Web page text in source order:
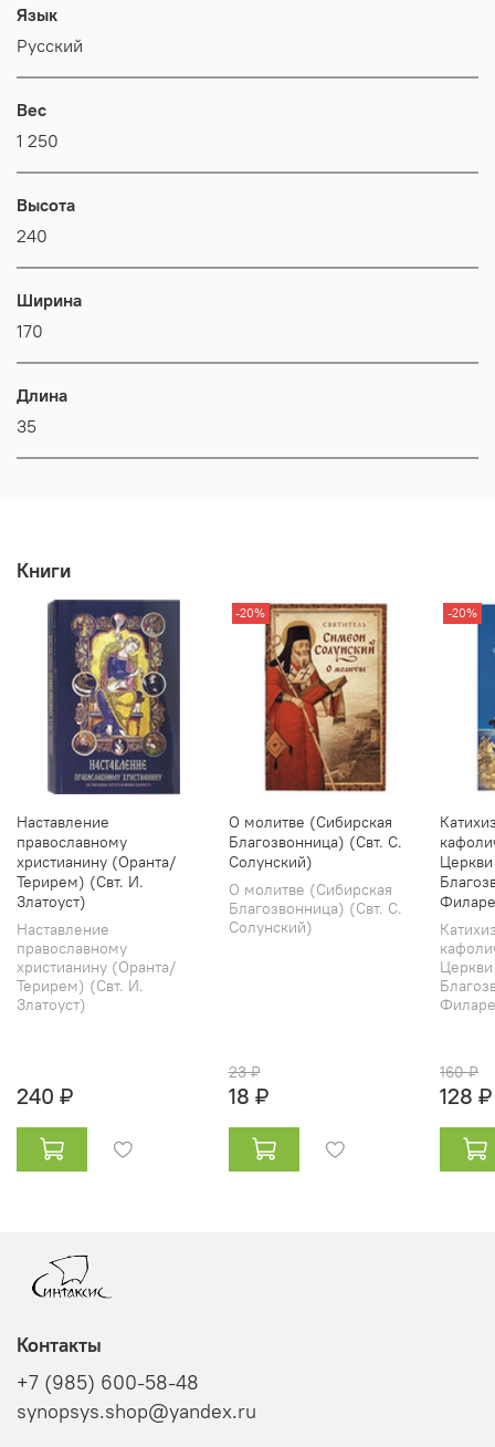
Язык
Русский
Вес
1 250
Высота
240
Ширина
170
Длина
35
Книги
Наставление
православному
христианину (Оранта/
Терирем) (Свт. И.
Златоуст)
Наставление
православному
христианину (Оранта/
Терирем) (Свт. И.
Златоуст)
240 ₽
-20%
О молитве (Сибирская
Благозвонница) (Свт. С.
Солунский)
О молитве (Сибирская
Благозвонница) (Свт. С.
Солунский)
23 ₽
18 ₽
-20%
160 ₽
128 ₽
Контакты
+7 (985) 600-58-48
synopsys.shop@yandex.ru